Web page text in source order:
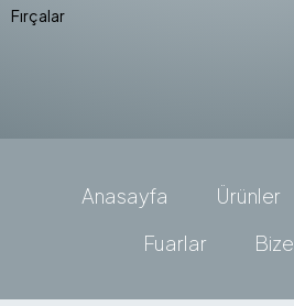
Fırçalar
Anasayfa Ürünler
Fuarlar